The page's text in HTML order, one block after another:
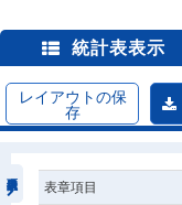
統計表表示
レイアウトの保
存
表章項目